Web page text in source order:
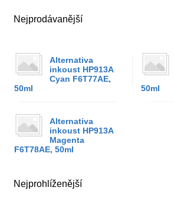
Nejprodávanější
Alternativa
inkoust HP913A
Cyan F6T77AE,
50ml
50ml
Alternativa
inkoust HP913A
Magenta
F6T78AE, 50ml
Nejprohlíženější